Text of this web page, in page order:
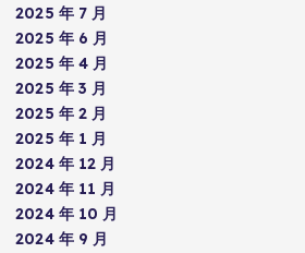
2025 年 7 月
2025 年 6 月
2025 年 4 月
2025 年 3 月
2025 年 2 月
2025 年 1 月
2024 年 12 月
2024 年 11 月
2024 年 10 月
2024 年 9 月